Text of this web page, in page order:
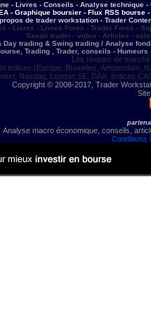
- Livres - Conseils - Analyse technique
- Graphique boursier - Flux RSS bourse
de trader workstation - Trader
- Livres - Livres Forex - Trader Forex -
Savoir trader - video - Articles -
Day trading & Swing trading / Analyse
Trading , Trader, conseils -
Les risques de
indices (Europe, Bruxelles, Amsterdam,
Nasdaq, London SE, DAX, Indices
Copyright © 2008-2017, Trader
Analyse macro économique, conseils,
Conditions